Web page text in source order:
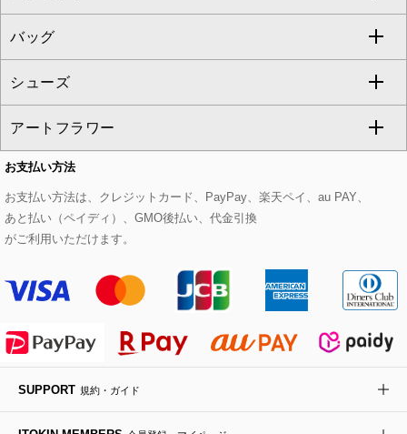
eur3
Maison de CINQ
MK MICHEL KLEIN BAG
HIROKO KOSHINO
パーカー
タンクトップ・キャミソール
スウェット・ジャージー
その他のトップス
サロペット・オールインワン
その他のパンツ
ショート・ミニ丈スカート
その他のスカート
セットアップ
セットアップジャケット
セットアップパンツ
セットアップスカート
セットアップワンピース
ピーコート
ダッフルコート
チェスターコート
モッズコート
ステンカラーコート
ライダースジャケット
デニムジャケット
ダウンジャケット・コート
マスク
ストール・マフラー・スヌード
ベルト・サスペンダー
帽子
ヘアアクセサリー
ハンカチ・バンダナ
手袋
チャーム・ストラップ
すべてのアクセサリー
ネックレス
ピアス・イヤリング
ブレスレット・バングル
ブローチ・コサージュ
バッグ
すべてのバッグ
トートバッグ
ショルダーバッグ
ボストンバッグ
バックパック・リュック
ボディバッグ・メッセンジャーバッグ
トラベルバッグ
シューズ
すべてのシューズ
パンプス
スニーカー
フラットシューズ
ローファー
ドレスシューズ
アートフラワー
すべてのアートフラワー
ローズ
カサブランカ・カラー
ラナンキュラス
ポプリアレンジ＆フレグランス
お支払い方法
お支払い方法は、クレジットカード、PayPay、楽天ペイ、au PAY、
あと払い（ペイディ）、GMO後払い、代金引換
がご利用いただけます。
SUPPORT 規約・ガイド